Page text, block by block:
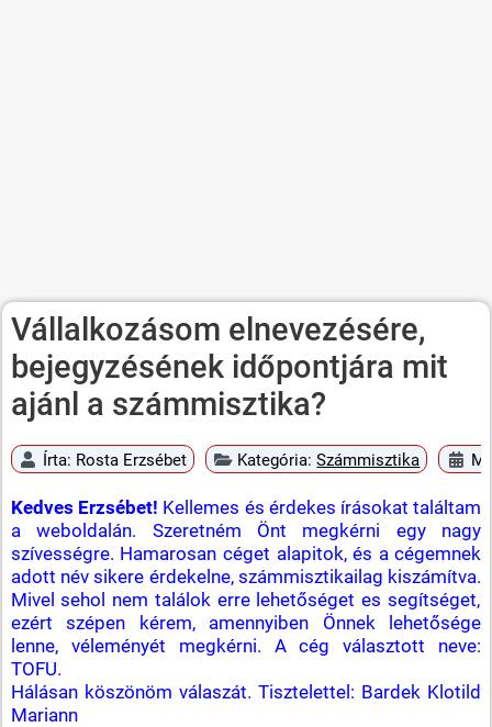
Vállalkozásom elnevezésére,
bejegyzésének időpontjára mit
ajánl a számmisztika?
Írta: Rosta Erzsébet Kategória:Számmisztika
Kedves Erzsébet! Kellemes és érdekes írásokat találtam
a weboldalán. Szeretném Önt megkérni egy nagy
szívességre. Hamarosan céget alapitok, és a cégemnek
adott név sikere érdekelne, számmisztikailag kiszámítva.
Mivel sehol nem találok erre lehetőséget es segítséget,
ezért szépen kérem, amennyiben Önnek lehetősége
lenne, véleményét megkérni. A cég választott neve:
TOFU.
Hálásan köszönöm válaszát. Tisztelettel: Bardek Klotild
Mariann